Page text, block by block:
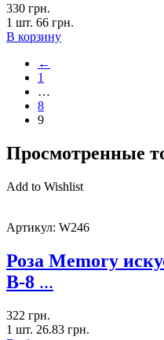
330 грн.
1 шт. 66 грн.
В корзину
←
1
…
8
9
Просмотренные
Add to Wishlist
Артикул: W246
Роза Memory
В-8 ...
322 грн.
1 шт. 26.83 грн.